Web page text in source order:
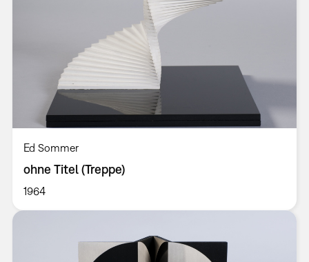
Ed Sommer
ohne Titel (Treppe)
1964